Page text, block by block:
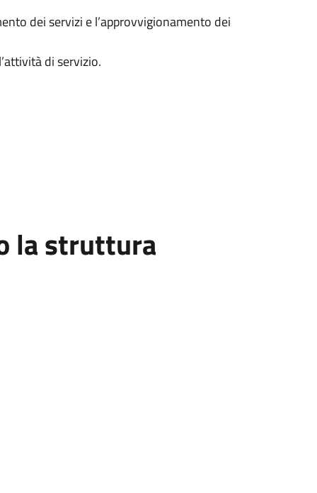
dei servizi e l’approvvigionamento dei
di servizio.
la struttura